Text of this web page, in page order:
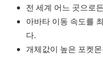
전 세계 어느 곳으로
아바타 이동 속도를
다.
개체값이 높은 포켓